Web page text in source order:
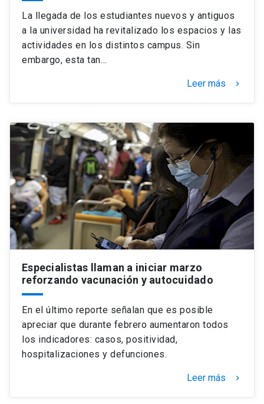
La llegada de los estudiantes nuevos y antiguos
a la universidad ha revitalizado los espacios y las
actividades en los distintos campus. Sin
embargo, esta tan…
Leer más keyboard_arrow_right
Especialistas llaman a iniciar marzo
reforzando vacunación y autocuidado
En el último reporte señalan que es posible
apreciar que durante febrero aumentaron todos
los indicadores: casos, positividad,
hospitalizaciones y defunciones.
Leer más keyboard_arrow_right